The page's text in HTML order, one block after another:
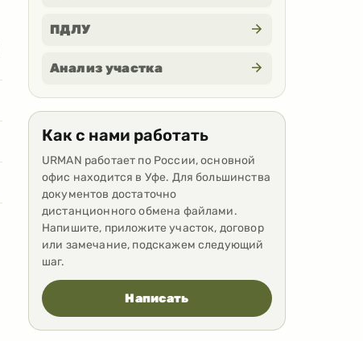
ПДЛУ
Анализ участка
Как с нами работать
URMAN работает по России, основной
офис находится в Уфе. Для большинства
документов достаточно
дистанционного обмена файлами.
Напишите, приложите участок, договор
или замечание, подскажем следующий
шаг.
Написать